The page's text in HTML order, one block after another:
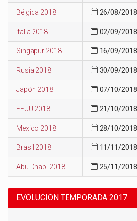
Bélgica 2018 26/08/2018
Italia 2018 02/09/2018
Singapur 2018 16/09/2018
Rusia 2018 30/09/2018
Japón 2018 07/10/2018
EEUU 2018 21/10/2018
Mexico 2018 28/10/2018
Brasil 2018 11/11/2018
Abu Dhabi 2018 25/11/2018
EVOLUCION TEMPORADA 2017